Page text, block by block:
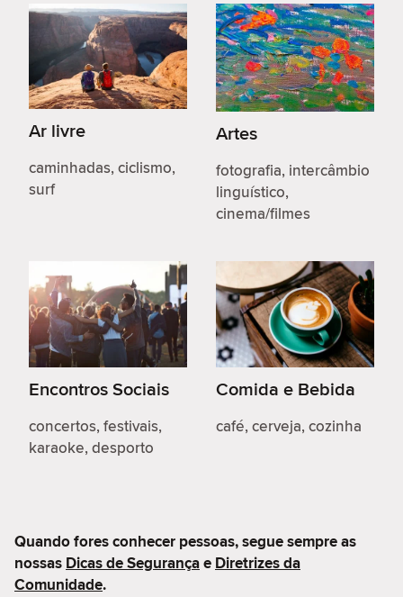
Ar livre
caminhadas, ciclismo,
surf
Artes
fotografia, intercâmbio
linguístico,
cinema/filmes
Encontros Sociais
concertos, festivais,
karaoke, desporto
Comida e Bebida
café, cerveja, cozinha
Quando fores conhecer pessoas, segue sempre as
nossas Dicas de Segurançae Diretrizes da
Comunidade.